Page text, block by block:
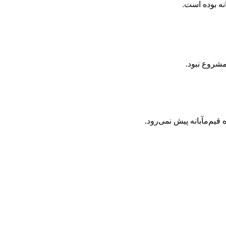
بوده است.
نبود.
پیش نمی‌رود.